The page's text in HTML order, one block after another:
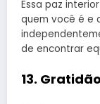
Essa paz
quem você é e
de encontrar
13.